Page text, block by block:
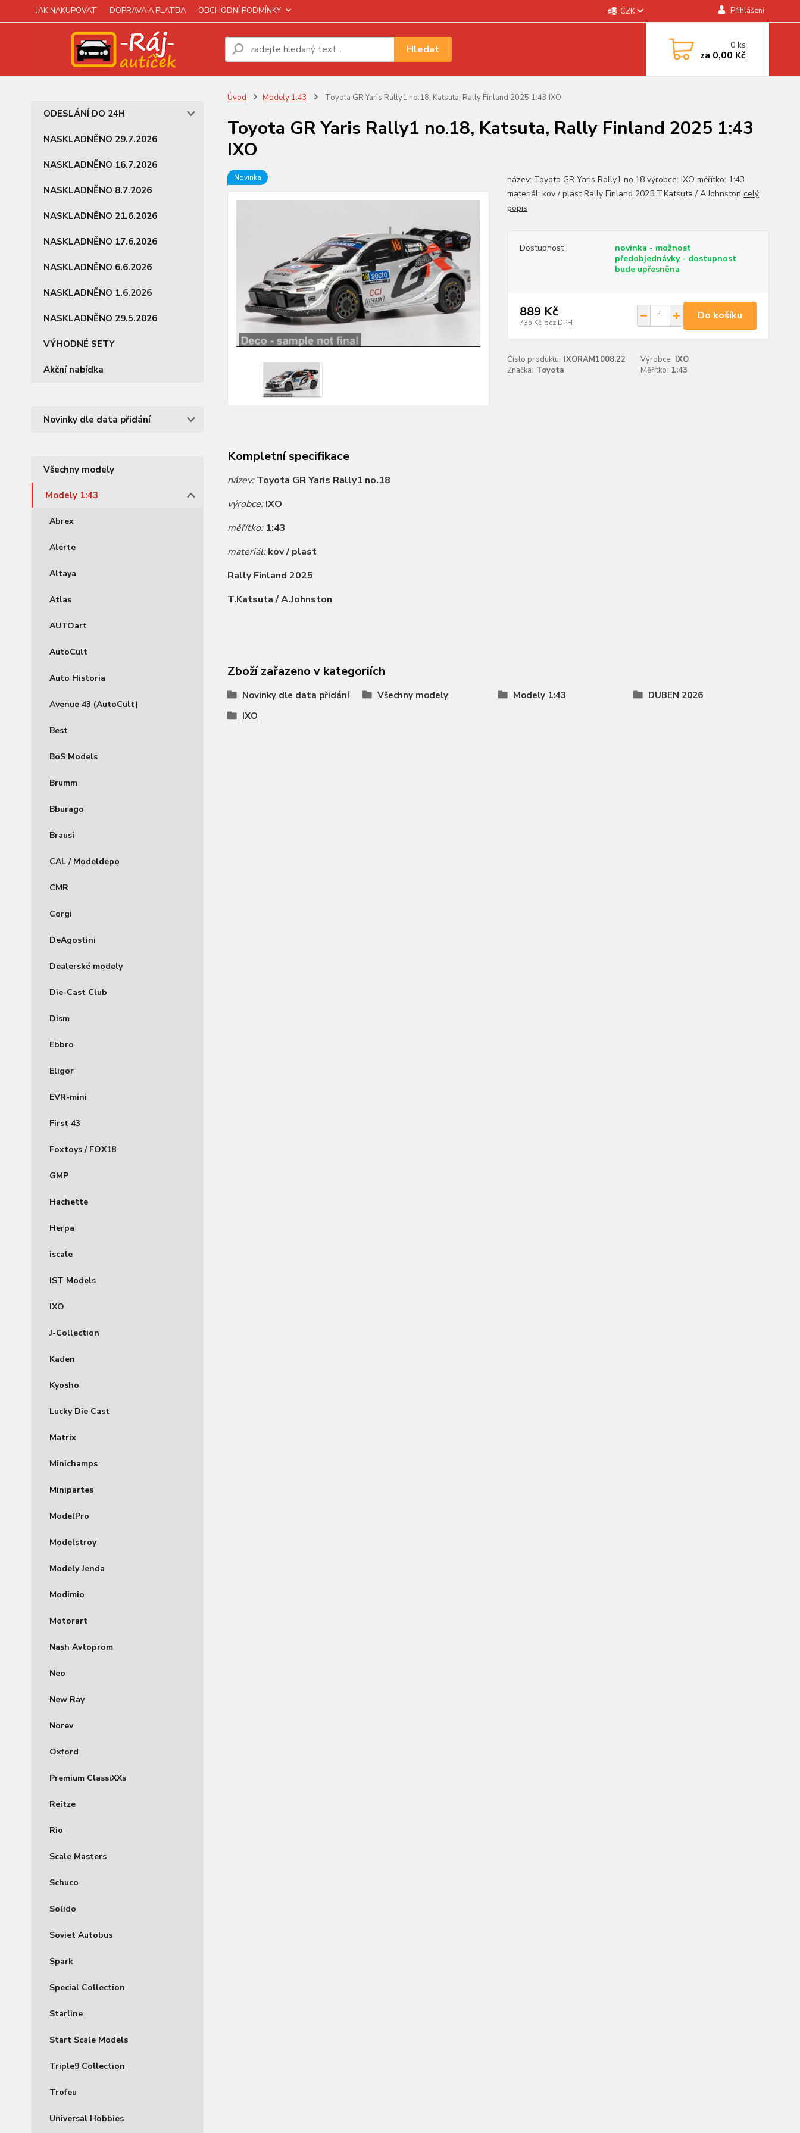
JAK NAKUPOVAT DOPRAVA A PLATBA OBCHODNÍ PODMÍNKY CZK Přihlášení
Hledat 0ks
za 0,00 Kč
ODESLÁNÍ DO 24H
NASKLADNĚNO 29.7.2026
NASKLADNĚNO 16.7.2026
NASKLADNĚNO 8.7.2026
NASKLADNĚNO 21.6.2026
NASKLADNĚNO 17.6.2026
NASKLADNĚNO 6.6.2026
NASKLADNĚNO 1.6.2026
NASKLADNĚNO 29.5.2026
VÝHODNÉ SETY
Akční nabídka
Novinky dle data přidání
Všechny modely
Modely 1:43
Abrex
Alerte
Altaya
Atlas
AUTOart
AutoCult
Auto Historia
Avenue 43 (AutoCult)
Best
BoS Models
Brumm
Bburago
Brausi
CAL / Modeldepo
CMR
Corgi
DeAgostini
Dealerské modely
Die-Cast Club
Dism
Ebbro
Eligor
EVR-mini
First 43
Foxtoys / FOX18
GMP
Hachette
Herpa
iscale
IST Models
IXO
J-Collection
Kaden
Kyosho
Lucky Die Cast
Matrix
Minichamps
Minipartes
ModelPro
Modelstroy
Modely Jenda
Modimio
Motorart
Nash Avtoprom
Neo
New Ray
Norev
Oxford
Premium ClassiXXs
Reitze
Rio
Scale Masters
Schuco
Solido
Soviet Autobus
Spark
Special Collection
Starline
Start Scale Models
Triple9 Collection
Trofeu
Universal Hobbies
Úvod Modely 1:43 Toyota GR Yaris Rally1 no.18, Katsuta, Rally Finland 2025 1:43 IXO
Toyota GR Yaris Rally1 no.18, Katsuta, Rally Finland 2025 1:43
IXO
Novinka
název: Toyota GR Yaris Rally1 no.18 výrobce: IXO měřítko: 1:43
materiál: kov / plast Rally Finland 2025 T.Katsuta / A.Johnston celý
popis
Dostupnost
novinka - možnost
předobjednávky - dostupnost
bude upřesněna
889 Kč
735 Kč bez DPH
Do košíku
Číslo produktu: IXORAM1008.22 Výrobce: IXO
Značka: Toyota Měřítko: 1:43
Kompletní specifikace
název:Toyota GR Yaris Rally1 no.18
výrobce:IXO
měřítko: 1:43
materiál:kov / plast
Rally Finland 2025
T.Katsuta / A.Johnston
Zboží zařazeno v kategoriích
Novinky dle data přidání Všechny modely Modely 1:43
DUBEN 2026
IXO